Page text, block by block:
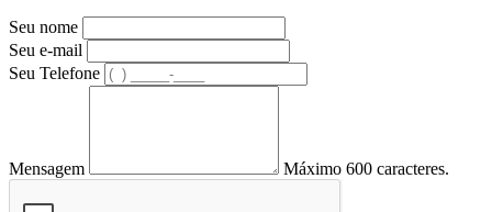
Seu nome
Seu e-mail
Seu Telefone
Mensagem Máximo 600 caracteres.